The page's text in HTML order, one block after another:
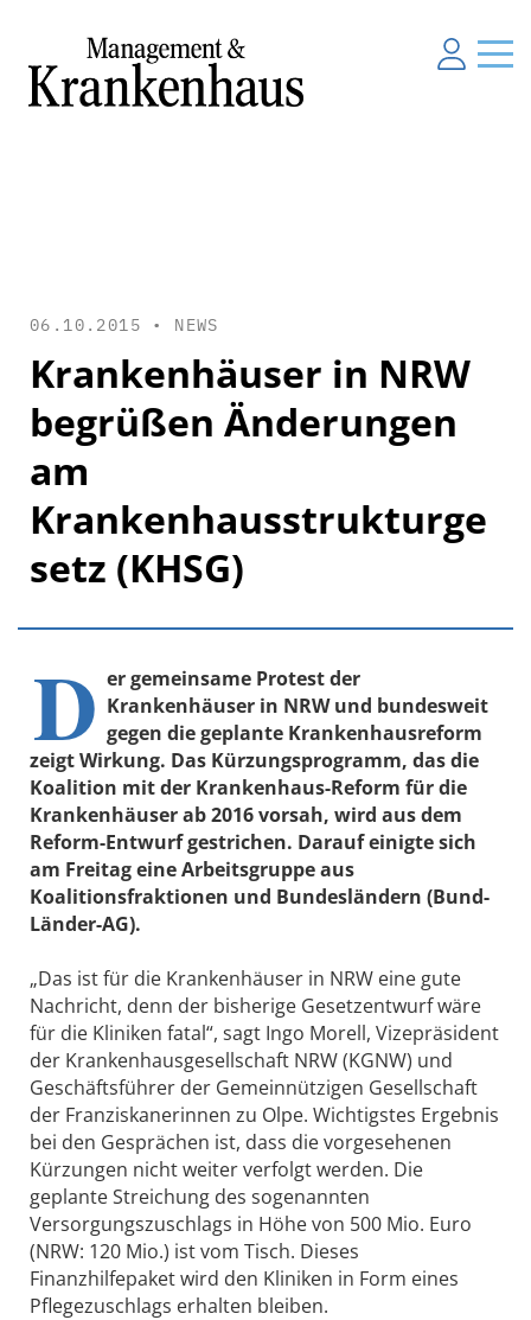
06.10.2015 • NEWS
Krankenhäuser in NRW
begrüßen Änderungen
am
Krankenhausstrukturge
setz (KHSG)
D er gemeinsame Protest der
Krankenhäuser in NRW und bundesweit
gegen die geplante Krankenhausreform
zeigt Wirkung. Das Kürzungsprogramm, das die
Koalition mit der Krankenhaus-Reform für die
Krankenhäuser ab 2016 vorsah, wird aus dem
Reform-Entwurf gestrichen. Darauf einigte sich
am Freitag eine Arbeitsgruppe aus
Koalitionsfraktionen und Bundesländern (Bund-
Länder-AG).
„Das ist für die Krankenhäuser in NRW eine gute
Nachricht, denn der bisherige Gesetzentwurf wäre
für die Kliniken fatal“, sagt Ingo Morell, Vizepräsident
der Krankenhausgesellschaft NRW (KGNW) und
Geschäftsführer der Gemeinnützigen Gesellschaft
der Franziskanerinnen zu Olpe. Wichtigstes Ergebnis
bei den Gesprächen ist, dass die vorgesehenen
Kürzungen nicht weiter verfolgt werden. Die
geplante Streichung des sogenannten
Versorgungszuschlags in Höhe von 500 Mio. Euro
(NRW: 120 Mio.) ist vom Tisch. Dieses
Finanzhilfepaket wird den Kliniken in Form eines
Pflegezuschlags erhalten bleiben.